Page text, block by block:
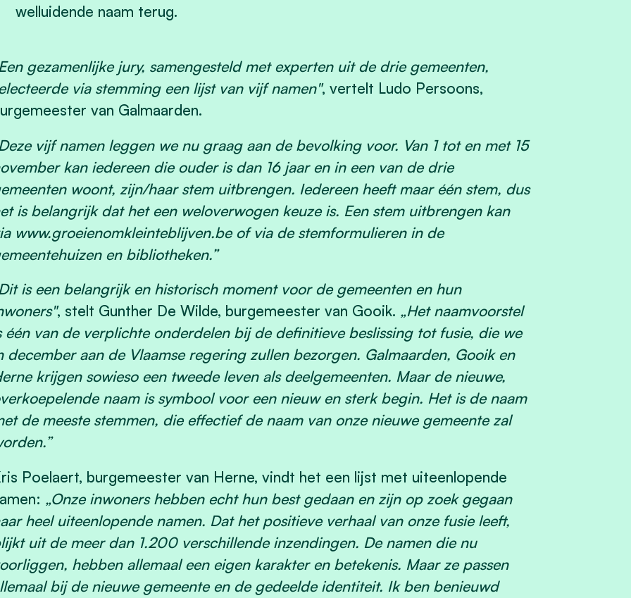
welluidende naam terug.
gezamenlijke jury, samengesteld met experten uit de drie gemeenten,
via stemming een lijst van vijf namen", vertelt Ludo Persoons,
van Galmaarden.
vijf namen leggen we nu graag aan de bevolking voor. Van 1 tot en met 15
kan iedereen die ouder is dan 16 jaar en in een van de drie
woont, zijn/haar stem uitbrengen. Iedereen heeft maar één stem, dus
is belangrijk dat het een weloverwogen keuze is. Een stem uitbrengen kan
www.groeienomkleinteblijven.be of via de stemformulieren in de
en bibliotheken.”
is een belangrijk en historisch moment voor de gemeenten en hun
, stelt Gunther De Wilde, burgemeester van Gooik. „Het naamvoorstel
één van de verplichte onderdelen bij de definitieve beslissing tot fusie, die we
december aan de Vlaamse regering zullen bezorgen. Galmaarden, Gooik en
krijgen sowieso een tweede leven als deelgemeenten. Maar de nieuwe,
naam is symbool voor een nieuw en sterk begin. Het is de naam
de meeste stemmen, die effectief de naam van onze nieuwe gemeente zal
Poelaert, burgemeester van Herne, vindt het een lijst met uiteenlopende
„Onze inwoners hebben echt hun best gedaan en zijn op zoek gegaan
heel uiteenlopende namen. Dat het positieve verhaal van onze fusie leeft,
uit de meer dan 1.200 verschillende inzendingen. De namen die nu
hebben allemaal een eigen karakter en betekenis. Maar ze passen
bij de nieuwe gemeente en de gedeelde identiteit. Ik ben benieuwd